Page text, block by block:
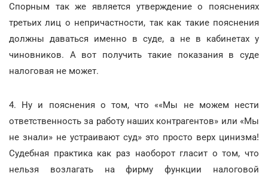
Спорным так же является утверждение о пояснениях
третьих лиц о непричастности, так как такие пояснения
должны даваться именно в суде, а не в кабинетах у
чиновников. А вот получить такие показания в суде
налоговая не может.
4. Ну и пояснения о том, что ««Мы не можем нести
ответственность за работу наших контрагентов» или «Мы
не знали» не устраивают суд» это просто верх цинизма!
Судебная практика как раз наоборот гласит о том, что
нельзя возлагать на фирму функции налоговой